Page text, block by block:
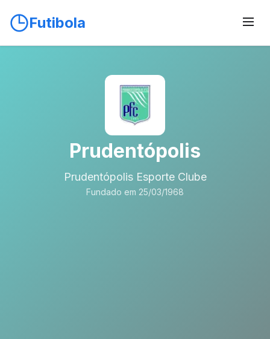
Futibola
Prudentópolis
Prudentópolis Esporte Clube
Fundado em 25/03/1968